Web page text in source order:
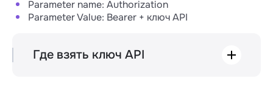
Parameter name: Authorization
Parameter Value: Bearer + ключ API
Где взять ключ API